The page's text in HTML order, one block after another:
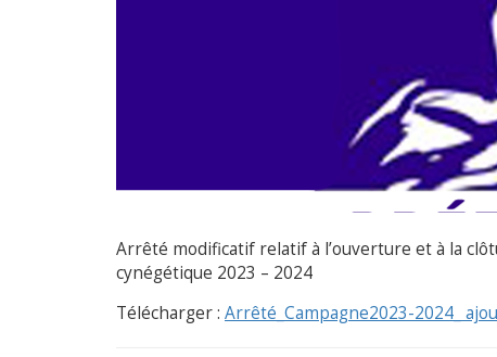
Arrêté modificatif relatif à l’ouverture et à la
cynégétique 2023 – 2024
Télécharger : Arrêté_Campagne2023-2024_